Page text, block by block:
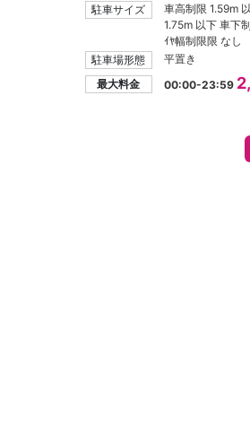
駐車サイズ
車高制限 1.59m
1.75m 以下 車下
ｲﾔ幅制限限 なし
駐車場形態
平置き
最大料金
00:00-23:59